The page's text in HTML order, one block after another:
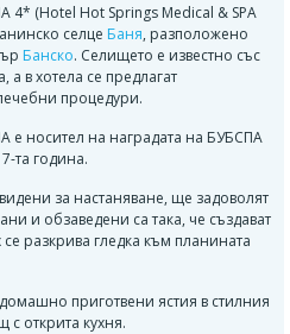
4* (Hotel Hot Springs Medical & SPA
селце Баня, разположено
Банско. Селището е известно със
а в хотела се предлагат
процедури.
е носител на наградата на БУБСПА
та година.
за настаняване, ще задоволят
и обзаведени са така, че създават
разкрива гледка към планината
приготвени ястия в стилния
с открита кухня.